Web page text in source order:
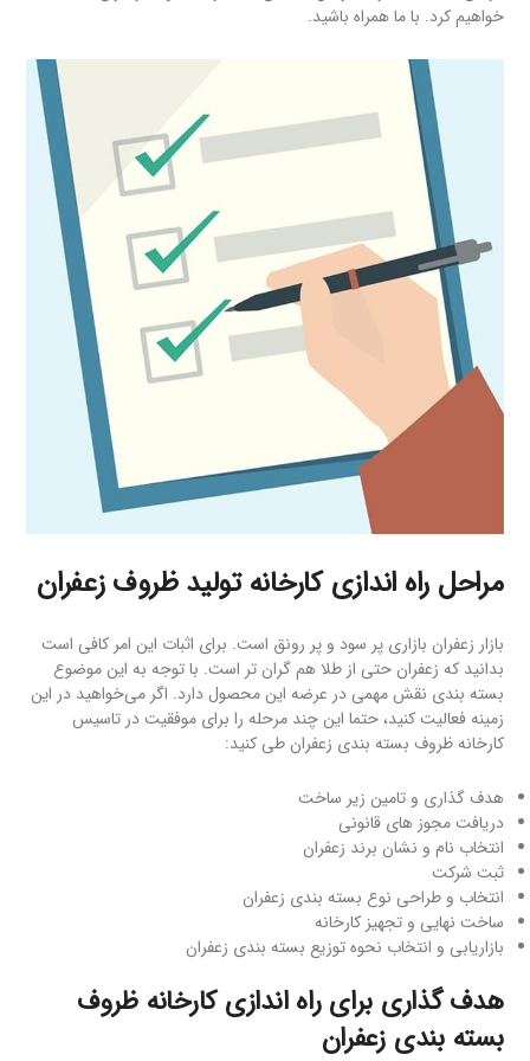
خواهیم کرد. با ما همراه باشید.
مراحل راه اندازی کارخانه تولید ظروف زعفران
بازار زعفران بازاری پر سود و پر رونق است. برای اثبات این امر کافی است
بدانید که زعفران حتی از طلا هم گران تر است. با توجه به این موضوع
بسته بندی نقش مهمی در عرضه این محصول دارد. اگر می‌خواهید در این
زمینه فعالیت کنید، حتما این چند مرحله را برای موفقیت در تاسیس
کارخانه ظروف بسته بندی زعفران طی کنید:
هدف گذاری و تامین زیر ساخت
دریافت مجوز های قانونی
انتخاب نام و نشان برند زعفران
ثبت شرکت
انتخاب و طراحی نوع بسته بندی زعفران
ساخت نهایی و تجهیز کارخانه
بازاریابی و انتخاب نحوه توزیع بسته بندی زعفران
هدف گذاری برای راه اندازی کارخانه ظروف
بسته بندی زعفران